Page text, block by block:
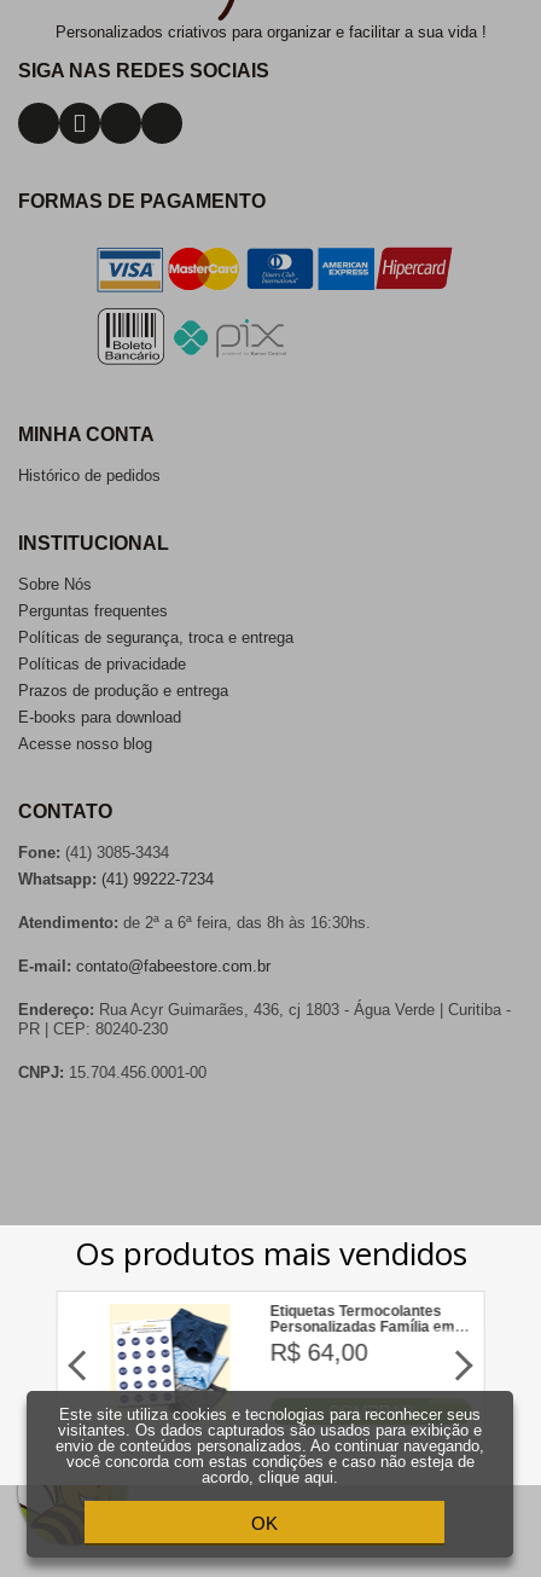
Personalizados criativos para organizar e facilitar a sua vida !
SIGA NAS REDES SOCIAIS
FORMAS DE PAGAMENTO
MINHA CONTA
Histórico de pedidos
INSTITUCIONAL
Sobre Nós
Perguntas frequentes
Políticas de segurança, troca e entrega
Políticas de privacidade
Prazos de produção e entrega
E-books para download
Acesse nosso blog
CONTATO
Fone: (41) 3085-3434
Whatsapp: (41) 99222-7234
Atendimento: de 2ª a 6ª feira, das 8h às 16:30hs.
E-mail: contato@fabeestore.com.br
Endereço: Rua Acyr Guimarães, 436, cj 1803 - Água Verde | Curitiba -
PR | CEP: 80240-230
CNPJ: 15.704.456.0001-00
Este site utiliza cookies e tecnologias para reconhecer seus
visitantes. Os dados capturados são usados para exibição e
envio de conteúdos personalizados. Ao continuar navegando,
você concorda com estas condições e caso não esteja de
acordo,clique aqui.
OK